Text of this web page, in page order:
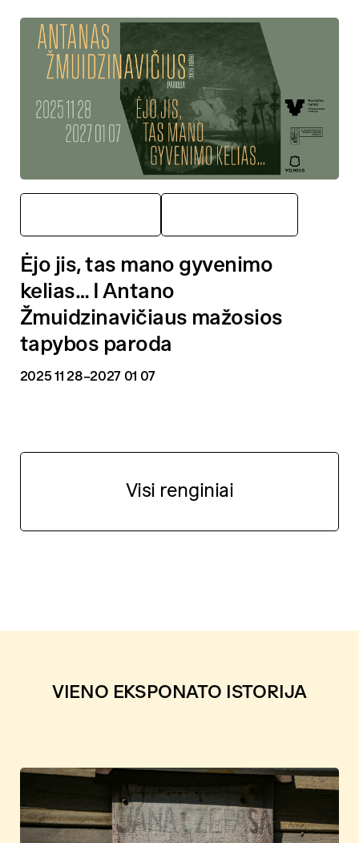
Ėjo jis, tas mano gyvenimo
kelias… I Antano
Žmuidzinavičiaus mažosios
tapybos paroda
2025 11 28–2027 01 07
Visi renginiai
VIENO EKSPONATO ISTORIJA